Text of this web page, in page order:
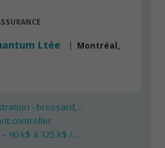
Ltée
Montréal,
- brossard,...
controller
90 k$ à 125 k$ /...